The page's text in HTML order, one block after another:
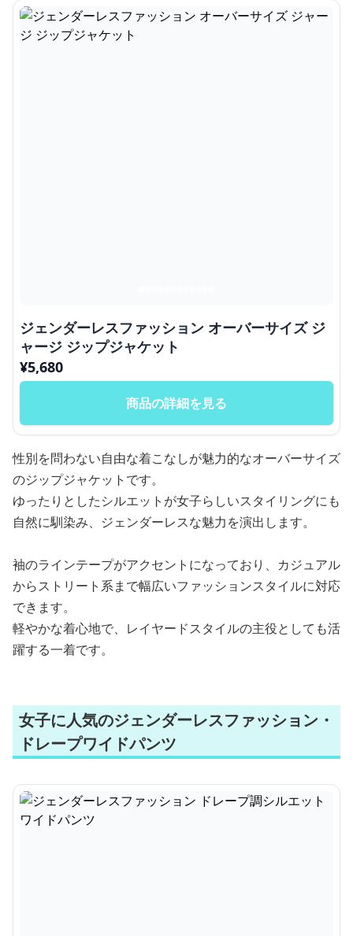
ジェンダーレスファッション オーバーサイズ ジ
ャージ ジップジャケット
¥5,680
商品の詳細を見る
性別を問わない自由な着こなしが魅力的なオーバーサイズ
のジップジャケットです。
ゆったりとしたシルエットが女子らしいスタイリングにも
自然に馴染み、ジェンダーレスな魅力を演出します。
袖のラインテープがアクセントになっており、カジュアル
からストリート系まで幅広いファッションスタイルに対応
できます。
軽やかな着心地で、レイヤードスタイルの主役としても活
躍する一着です。
女子に人気のジェンダーレスファッション・
ドレープワイドパンツ